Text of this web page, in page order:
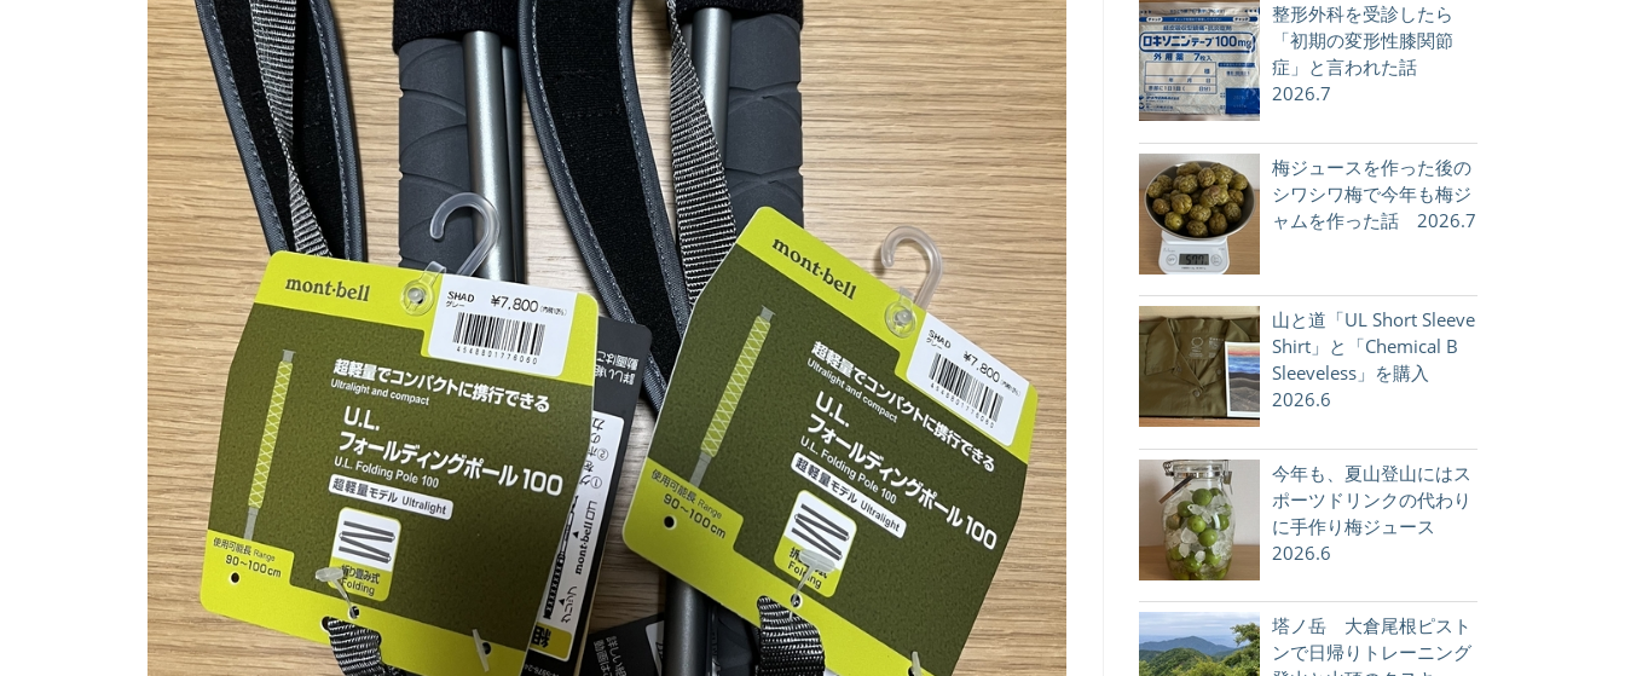
整形外科を受診したら
「初期の変形性膝関節
症」と言われた話
2026.7
梅ジュースを作った後の
シワシワ梅で今年も梅ジ
ャムを作った話 2026.7
山と道「UL Short Sleeve
Shirt」と「Chemical B
Sleeveless」を購入
2026.6
今年も、夏山登山にはス
ポーツドリンクの代わり
に手作り梅ジュース
2026.6
塔ノ岳 大倉尾根ピスト
ンで日帰りトレーニング